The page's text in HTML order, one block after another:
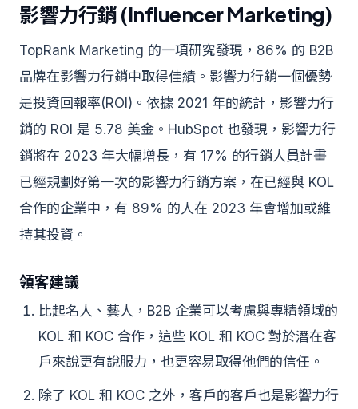
影響力行銷 (Influencer Marketing)
TopRank Marketing 的一項研究發現，86% 的 B2B
品牌在影響力行銷中取得佳績。影響力行銷一個優勢
是投資回報率(ROI)。依據 2021 年的統計，影響力行
銷的 ROI 是 5.78 美金。HubSpot 也發現，影響力行
銷將在 2023 年大幅增長，有 17% 的行銷人員計畫
已經規劃好第一次的影響力行銷方案，在已經與 KOL
合作的企業中，有 89% 的人在 2023 年會增加或維
持其投資。
領客建議
比起名人、藝人，B2B 企業可以考慮與專精領域的
KOL 和 KOC 合作，這些 KOL 和 KOC 對於潛在客
戶來說更有說服力，也更容易取得他們的信任。
除了 KOL 和 KOC 之外，客戶的客戶也是影響力行